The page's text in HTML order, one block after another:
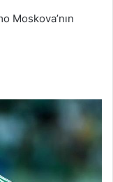
Moskova’nın